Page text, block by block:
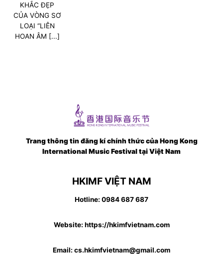
KHẮC ĐẸP
CỦA VÒNG SƠ
LOẠI “LIÊN
HOAN ÂM [...]
Trang thông tin đăng kí chính thức của Hong Kong
International Music Festival tại Việt Nam
HKIMF VIỆT NAM
Hotline: 0984 687 687
Website: https://hkimfvietnam.com
Email: cs.hkimfvietnam@gmail.com